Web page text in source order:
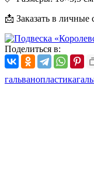
📩 Заказать в личные
Поделиться в:
гальванопластика